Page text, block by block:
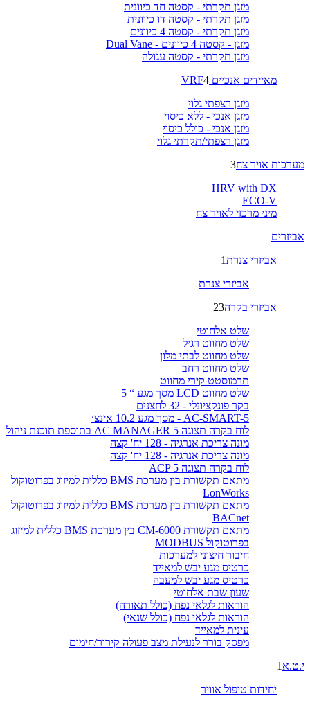
מזגן תקרתי - קסטה חד כיוונית
מזגן תקרתי - קסטה דו כיוונית
מזגן תקרתי - קסטה 4 כיוונים
מזגן - קסטה 4 כיוונים - Dual Vane
מזגן תקרתי - קסטה עגולה
מאיידים אנכיים VRF 4
מזגן רצפתי גלוי
מזגן אנכי - ללא כיסוי
מזגן אנכי - כולל כיסוי
מזגן רצפתי/תקרתי גלוי
מערכות אויר צח3
HRV with DX
ECO-V
מיני מרכזי לאויר צח
אביזרים
אביזרי צנרת1
אביזרי צנרת
אביזרי בקרה23
שלט אלחוטי
שלט מחווט רגיל
שלט מחווט לבתי מלון
שלט מחווט רחב
תרמוסטט קירי מחווט
שלט מחווט LCD מסך מגע “ 5
בקר פונקציונלי - 32 לחצנים
AC-SMART-5 - מסך מגע 10.2 אינצ׳
לוח בקרה תצוגה AC MANAGER 5 בתוספת תוכנת ניהול
מונה צריכת אנרגיה - 128 יח' קצה
מונה צריכת אנרגיה - 128 יח' קצה
לוח בקרה תצוגה ACP 5
מתאם תקשורת בין מערכת BMS כללית למיזוג בפרוטוקול
LonWorks
מתאם תקשורת בין מערכת BMS כללית למיזוג בפרוטוקול
BACnet
מתאם תקשורת CM-6000 בין מערכת BMS כללית למיזוג
בפרוטוקול MODBUS
חיבור חיצוני למערכות
כרטיס מגע יבש למאייד
כרטיס מגע יבש למעבה
שעון שבת אלחוטי
הוראות לגלאי נפח (כולל תאורה)
הוראות לגלאי נפח (כולל שנאי)
עינית למאייד
מפסק בורר לנעילת מצב פעולה קירור/חימום
י.ט.א 1
יחידות טיפול אוויר